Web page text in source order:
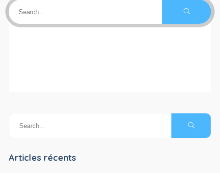
Articles récents